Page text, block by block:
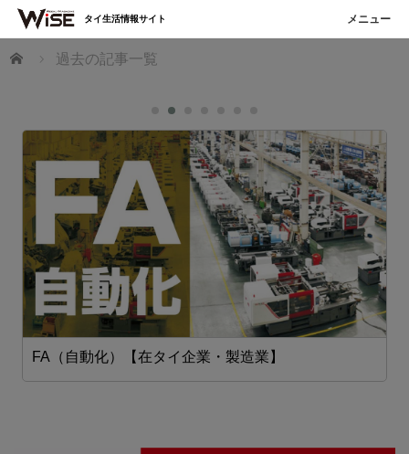
ホーム 過去の記事一覧
FA（自動化）【在タイ企業・製造業】
タイ生活情報サイト